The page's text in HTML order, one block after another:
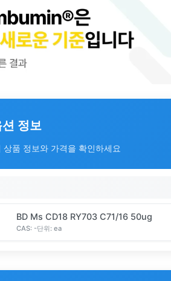
정보
상품 정보와 가격을 확인하세요
BD Ms CD18 RY703 C71/16 50ug
CAS: -단위: ea